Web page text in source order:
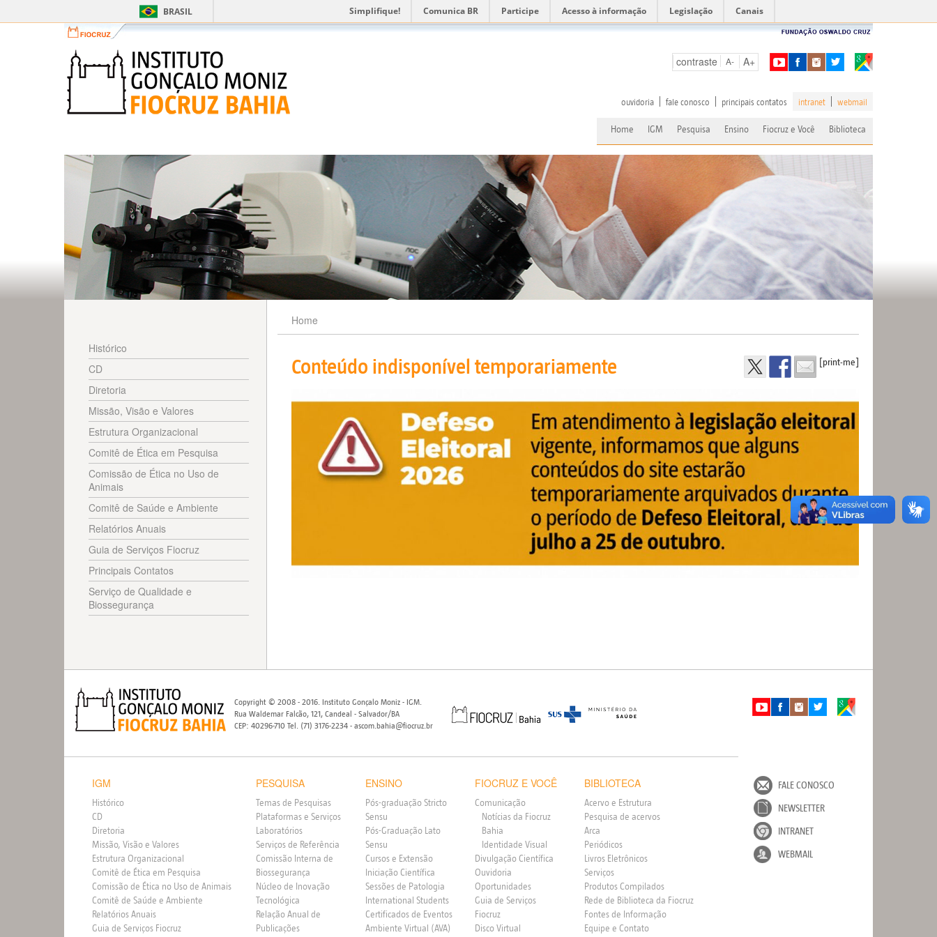
BRASIL Simplifique! Comunica BR Participe Acesso à informação Legislação Canais
contraste A- A+
ouvidoria fale conosco principais contatos intranet webmail
Home IGM Pesquisa Ensino Fiocruz e Você Biblioteca
Histórico
CD
Diretoria
Missão, Visão e Valores
Estrutura Organizacional
Comitê de Ética em Pesquisa
Comissão de Ética no Uso de
Animais
Comitê de Saúde e Ambiente
Relatórios Anuais
Guia de Serviços Fiocruz
Principais Contatos
Serviço de Qualidade e
Biossegurança
Home
Conteúdo indisponível temporariamente [print-me]
Copyright © 2008 - 2016. Instituto Gonçalo Moniz - IGM.
Rua Waldemar Falcão, 121, Candeal - Salvador/BA
CEP: 40296-710 Tel. (71) 3176-2234 - ascom.bahia@fiocruz.br
IGM
Histórico
CD
Diretoria
Missão, Visão e Valores
Estrutura Organizacional
Comitê de Ética em Pesquisa
Comissão de Ética no Uso de Animais
Comitê de Saúde e Ambiente
Relatórios Anuais
Guia de Serviços Fiocruz
PESQUISA
Temas de Pesquisas
Plataformas e Serviços
Laboratórios
Serviços de Referência
Comissão Interna de
Biossegurança
Núcleo de Inovação
Tecnológica
Relação Anual de
Publicações
ENSINO
Pós-graduação Stricto
Sensu
Pós-Graduação Lato
Sensu
Cursos e Extensão
Iniciação Científica
Sessões de Patologia
International Students
Certificados de Eventos
Ambiente Virtual (AVA)
FIOCRUZ E VOCÊ
Comunicação
Notícias da Fiocruz
Bahia
Identidade Visual
Divulgação Científica
Ouvidoria
Oportunidades
Guia de Serviços
Fiocruz
Disco Virtual
BIBLIOTECA
Acervo e Estrutura
Pesquisa de acervos
Arca
Periódicos
Livros Eletrônicos
Serviços
Produtos Compilados
Rede de Biblioteca da Fiocruz
Fontes de Informação
Equipe e Contato
FALE CONOSCO
NEWSLETTER
INTRANET
WEBMAIL